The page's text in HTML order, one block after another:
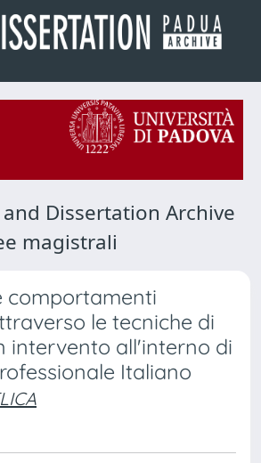
Dissertation Archive
magistrali
comportamenti
le tecniche di
intervento all'interno di
Italiano